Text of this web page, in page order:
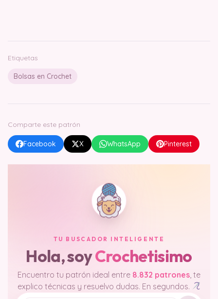
Etiquetas
Bolsas en Crochet
Comparte este patrón
Facebook X WhatsApp Pinterest
TU BUSCADOR INTELIGENTE
Hola, soyCrochetisimo
Encuentro tu patrón ideal entre 8.832 patrones , te
explico técnicas y resuelvo dudas. En segundos.